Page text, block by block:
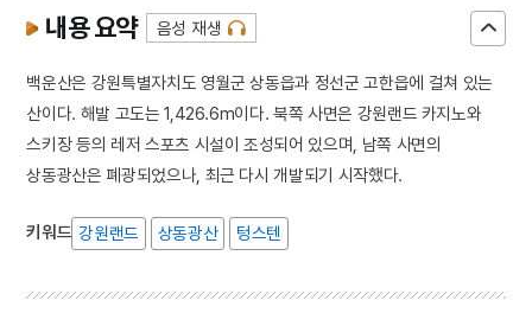
내용 요약 음성 재생
백운산은 강원특별자치도 영월군 상동읍과 정선군 고한읍에 걸쳐 있는
산이다. 해발 고도는 1,426.6m이다. 북쪽 사면은 강원랜드 카지노와
스키장 등의 레저 스포츠 시설이 조성되어 있으며, 남쪽 사면의
상동광산은 폐광되었으나, 최근 다시 개발되기 시작했다.
키워드 강원랜드 상동광산 텅스텐